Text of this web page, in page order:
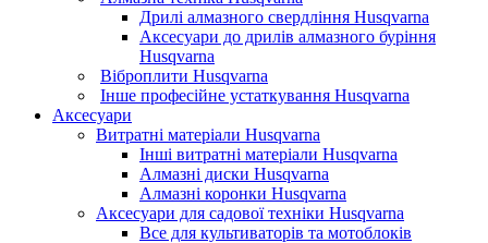
Дрилі алмазного свердління Husqvarna
Аксесуари до дрилів алмазного буріння
Husqvarna
Віброплити Husqvarna
Інше професійне устаткування Husqvarna
Аксесуари
Витратні матеріали Husqvarna
Інші витратні матеріали Husqvarna
Алмазні диски Husqvarna
Алмазні коронки Husqvarna
Аксесуари для садової техніки Husqvarna
Все для культиваторів та мотоблоків